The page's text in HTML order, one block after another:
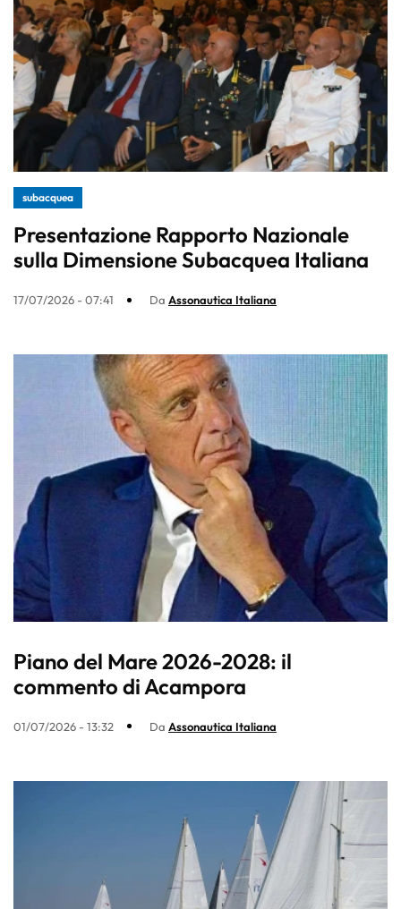
subacquea
Presentazione Rapporto Nazionale
sulla Dimensione Subacquea Italiana
17/07/2026 - 07:41 Da Assonautica Italiana
Piano del Mare 2026-2028: il
commento di Acampora
01/07/2026 - 13:32 Da Assonautica Italiana